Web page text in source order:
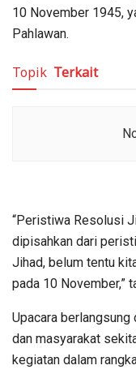
10 November 1945,
Pahlawan.
Topik Terkait
“Peristiwa Resolusi
dipisahkan dari
Jihad, belum tentu
pada 10 November,”
Upacara
dan masyarakat
kegiatan dalam